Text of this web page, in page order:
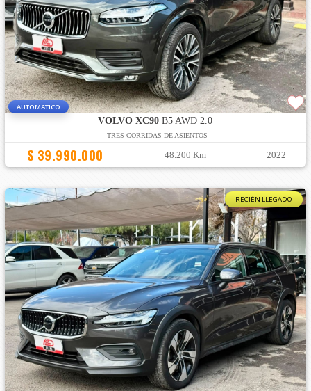
AUTOMATICO
VOLVO XC90 B5 AWD 2.0
TRES CORRIDAS DE ASIENTOS
$ 39.990.000 48.200 Km 2022
RECIÉN LLEGADO